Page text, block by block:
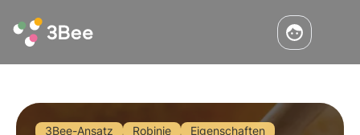
3Bee-Ansatz Robinie
Eigenschaften